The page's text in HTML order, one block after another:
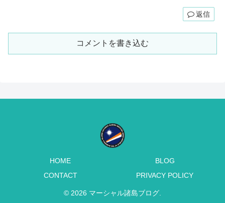
返信
コメントを書き込む
HOME
BLOG
CONTACT
PRIVACY POLICY
© 2026 マーシャル諸島ブログ.